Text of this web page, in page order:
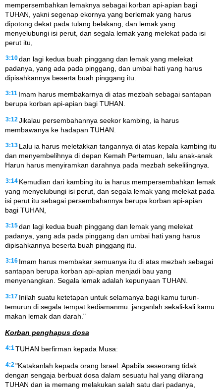
mempersembahkan lemaknya sebagai korban api-apian bagi
TUHAN, yakni segenap ekornya yang berlemak yang harus
dipotong dekat pada tulang belakang, dan lemak yang
menyelubungi isi perut, dan segala lemak yang melekat pada isi
perut itu,
3:10dan lagi kedua buah pinggang dan lemak yang melekat
padanya, yang ada pada pinggang, dan umbai hati yang harus
dipisahkannya beserta buah pinggang itu.
3:11 Imam harus membakarnya di atas mezbah sebagai santapan
berupa korban api-apian bagi TUHAN.
3:12 Jikalau persembahannya seekor kambing, ia harus
membawanya ke hadapan TUHAN.
3:13 Lalu ia harus meletakkan tangannya di atas kepala kambing itu
dan menyembelihnya di depan Kemah Pertemuan, lalu anak-anak
Harun harus menyiramkan darahnya pada mezbah sekelilingnya.
3:14 Kemudian dari kambing itu ia harus mempersembahkan lemak
yang menyelubungi isi perut, dan segala lemak yang melekat pada
isi perut itu sebagai persembahannya berupa korban api-apian
bagi TUHAN,
3:15dan lagi kedua buah pinggang dan lemak yang melekat
padanya, yang ada pada pinggang dan umbai hati yang harus
dipisahkannya beserta buah pinggang itu.
3:16 Imam harus membakar semuanya itu di atas mezbah sebagai
santapan berupa korban api-apian menjadi bau yang
menyenangkan. Segala lemak adalah kepunyaan TUHAN.
3:17 Inilah suatu ketetapan untuk selamanya bagi kamu turun-
temurun di segala tempat kediamanmu: janganlah sekali-kali kamu
makan lemak dan darah."
Korban penghapus dosa
4:1TUHAN berfirman kepada Musa:
4:2 "Katakanlah kepada orang Israel: Apabila seseorang tidak
dengan sengaja berbuat dosa dalam sesuatu hal yang dilarang
TUHAN dan ia memang melakukan salah satu dari padanya,